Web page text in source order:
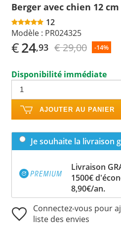
Berger avec chien 12
12
Modèle : PR024325
€24,93 € 29,00 -14%
Disponibilité immédiate
AJOUTER AU PANIER
Je souhaite la livraison
Livraison
1500€
8,90€/an.
Connectez-vous pour
liste des envies